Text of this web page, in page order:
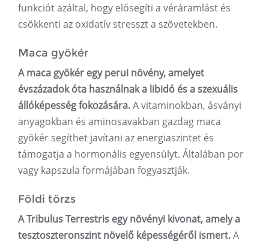
funkciót azáltal, hogy elősegíti a véráramlást és
csökkenti az oxidatív stresszt a szövetekben.
Maca gyökér
A maca gyökér egy perui növény, amelyet
évszázadok óta használnak a libidó és a szexuális
állóképesség fokozására.A vitaminokban, ásványi
anyagokban és aminosavakban gazdag maca
gyökér segíthet javítani az energiaszintet és
támogatja a hormonális egyensúlyt. Általában por
vagy kapszula formájában fogyasztják.
Földi törzs
A Tribulus Terrestris egy növényi kivonat, amely a
tesztoszteronszint növelő képességéről ismert.A